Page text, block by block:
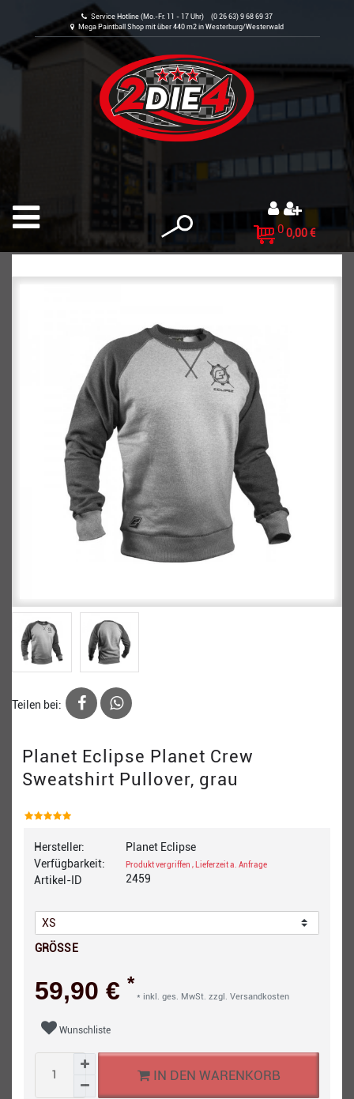
Service Hotline (Mo.-Fr. 11 - 17 Uhr) (0 26 63) 9 68 69 37
Mega Paintball Shop mit über 440 m2 in Westerburg/Westerwald
0 0,00 €
Teilen bei:
Planet Eclipse Planet Crew
Sweatshirt Pullover, grau
Hersteller:
Verfügbarkeit:
Artikel-ID
Planet Eclipse
Produkt vergriffen , Lieferzeit a. Anfrage
2459
GRÖSSE
59,90 € *
* inkl. ges. MwSt. zzgl. Versandkosten
Wunschliste
IN DEN WARENKORB